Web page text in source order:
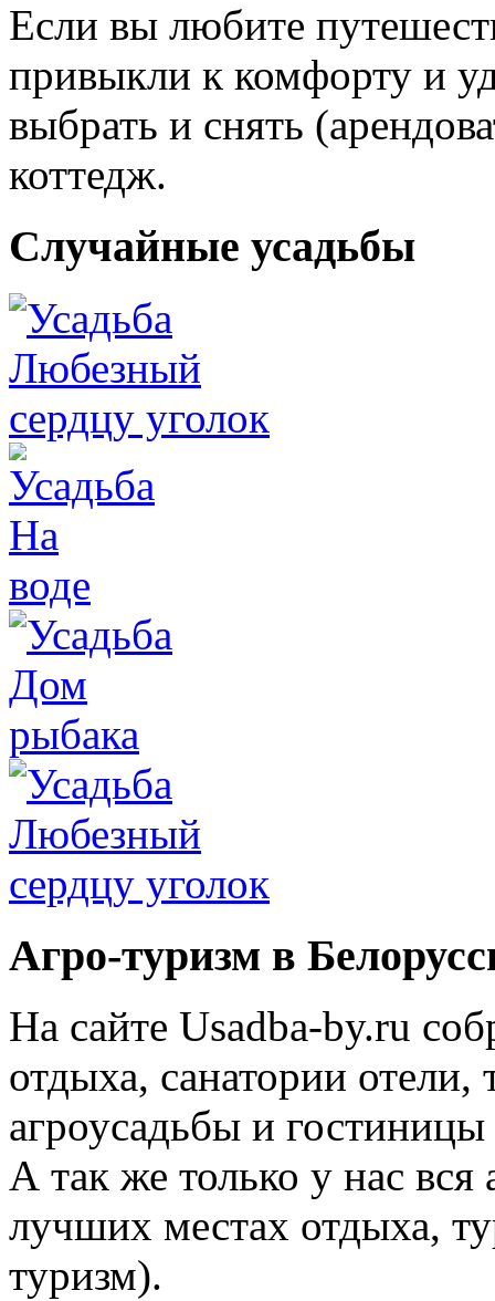
Если вы любите
привыкли к комфорту и
выбрать и снять
коттедж.
Случайные усадьбы
Агро-туризм в
На сайте Usadba-by.ru
отдыха, санатории
агроусадьбы и
А так же только у нас
лучших местах отдыха,
туризм).